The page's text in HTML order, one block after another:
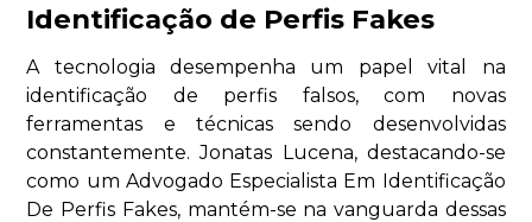
Identificação de Perfis Fakes
A tecnologia desempenha um papel vital na
identificação de perfis falsos, com novas
ferramentas e técnicas sendo desenvolvidas
constantemente. Jonatas Lucena, destacando-se
como um Advogado Especialista Em Identificação
De Perfis Fakes, mantém-se na vanguarda dessas